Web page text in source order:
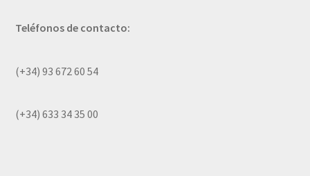
Teléfonos de contacto:
(+34) 93 672 60 54
(+34) 633 34 35 00